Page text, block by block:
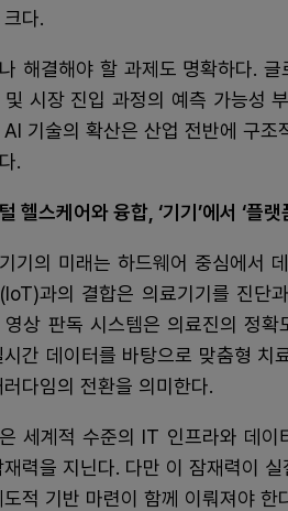
다.
해결해야 할 과제도 명확하다.
및 시장 진입 과정의 예측 가능성
기술의 확산은 산업 전반에 구조
.
헬스케어와 융합, ‘기기’에서 ‘플랫
기의 미래는 하드웨어 중심에서
과의 결합은 의료기기를 진단
영상 판독 시스템은 의료진의 정
시간 데이터를 바탕으로 맞춤형 치
다임의 전환을 의미한다.
세계적 수준의 IT 인프라와 데
력을 지닌다. 다만 이 잠재력이
적 기반 마련이 함께 이뤄져야 한